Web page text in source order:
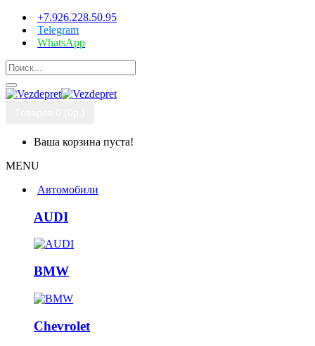
+7.926.228.50.95
Telegram
WhatsApp
Ваша корзина пуста!
MENU
Автомобили
AUDI
BMW
Chevrolet